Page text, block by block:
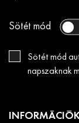
Sötét mód
Sötét mód
napszaknak